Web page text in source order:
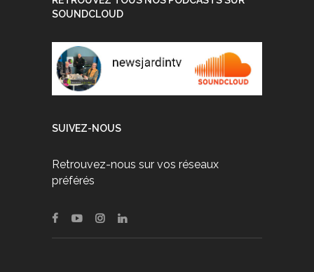
SOUNDCLOUD
SUIVEZ-NOUS
Retrouvez-nous sur vos réseaux
préférés